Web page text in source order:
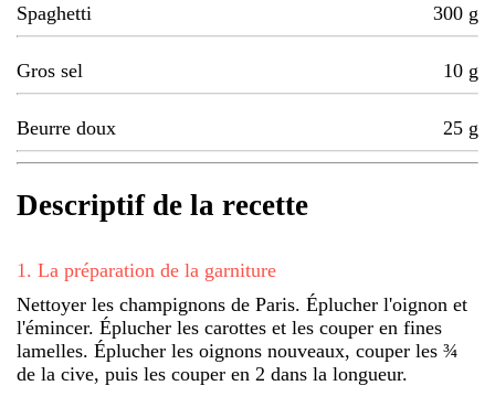
Spaghetti
300 g
Gros sel 10 g
Beurre doux 25 g
Descriptif de la recette
1 . La préparation de la garniture
Nettoyer les champignons de Paris. Éplucher l'oignon et
l'émincer. Éplucher les carottes et les couper en fines
lamelles. Éplucher les oignons nouveaux, couper les ¾
de la cive, puis les couper en 2 dans la longueur.